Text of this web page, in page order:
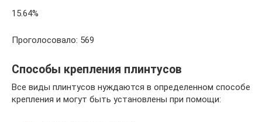
15.64%
Проголосовало: 569
Способы крепления плинтусов
Все виды плинтусов нуждаются в определенном способе
крепления и могут быть установлены при помощи: